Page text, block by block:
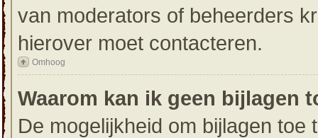
van moderators of beheerders
hierover moet contacteren.
Omhoog
Waarom kan ik geen bijlagen
De mogelijkheid om bijlagen